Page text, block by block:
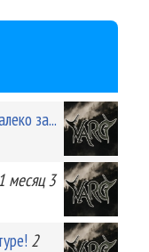
за...
1 месяц 3
2